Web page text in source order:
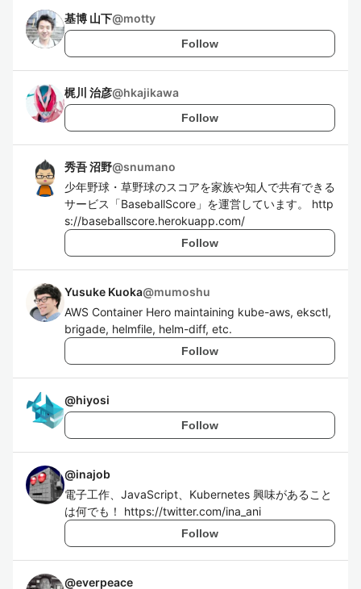
基博 山下@motty
Follow
梶川 治彦@hkajikawa
Follow
秀吾 沼野@snumano
少年野球・草野球のスコアを家族や知人で共有できる
サービス「BaseballScore」を運営しています。 http
s://baseballscore.herokuapp.com/
Follow
Yusuke Kuoka@mumoshu
AWS Container Hero maintaining kube-aws, eksctl,
brigade, helmfile, helm-diff, etc.
Follow
@hiyosi
Follow
@inajob
電子工作、JavaScript、Kubernetes 興味があること
は何でも！ https://twitter.com/ina_ani
Follow
@everpeace